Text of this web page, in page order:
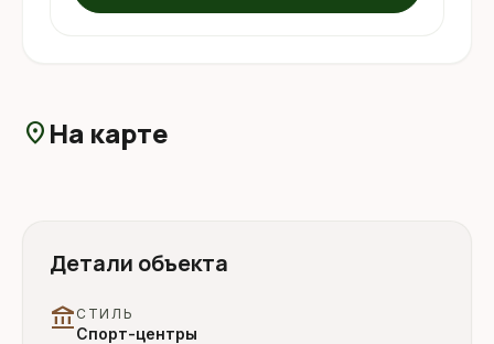
location_on На карте
Детали объекта
account_balance СТИЛЬ
Спорт-центры